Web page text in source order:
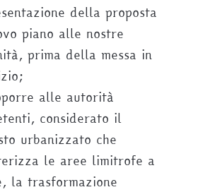
della proposta
piano alle nostre
prima della messa in
alle autorità
considerato il
urbanizzato che
le aree limitrofe a
la trasformazione